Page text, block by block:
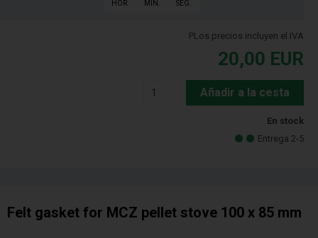
HOR. MIN. SEG.
PLos precios incluyen el IVA
20,00 EUR
Añadir a la cesta
En stock
Entrega 2-5
Felt gasket for MCZ pellet stove 100 x 85 mm